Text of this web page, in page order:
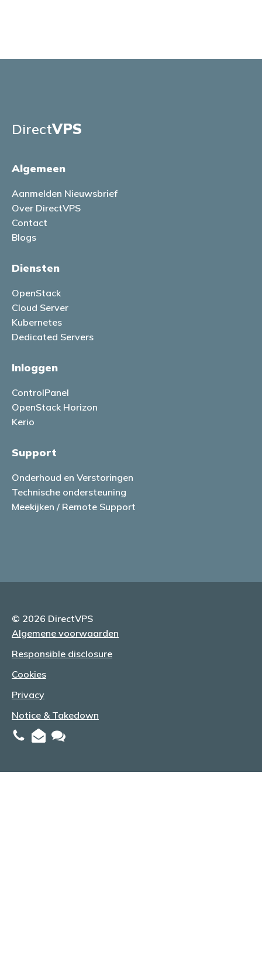
DirectVPS
Algemeen
Aanmelden Nieuwsbrief
Over DirectVPS
Contact
Blogs
Diensten
OpenStack
Cloud Server
Kubernetes
Dedicated Servers
Inloggen
ControlPanel
OpenStack Horizon
Kerio
Support
Onderhoud en Verstoringen
Technische ondersteuning
Meekijken / Remote Support
© 2026 DirectVPS
Algemene voorwaarden
Responsible disclosure
Cookies
Privacy
Notice & Takedown